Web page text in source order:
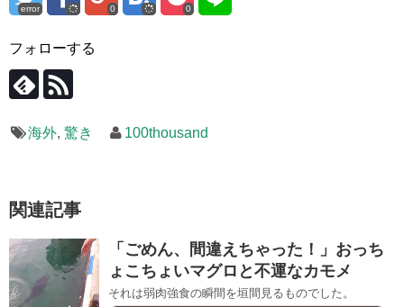
error 0 0
フォローする
海外, 驚き 100thousand
関連記事
「ごめん、間違えちゃった！」おっち
ょこちょいマグロと不運なカモメ
それは弱肉強食の瞬間を垣間見るものでした。